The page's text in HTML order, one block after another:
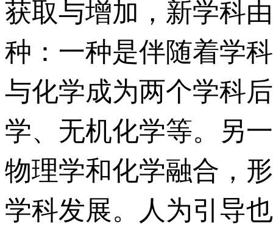
获取与增加，新学科
种：一种是伴随着学
与化学成为两个学科
学、无机化学等。另
物理学和化学融合，
学科发展。人为引导